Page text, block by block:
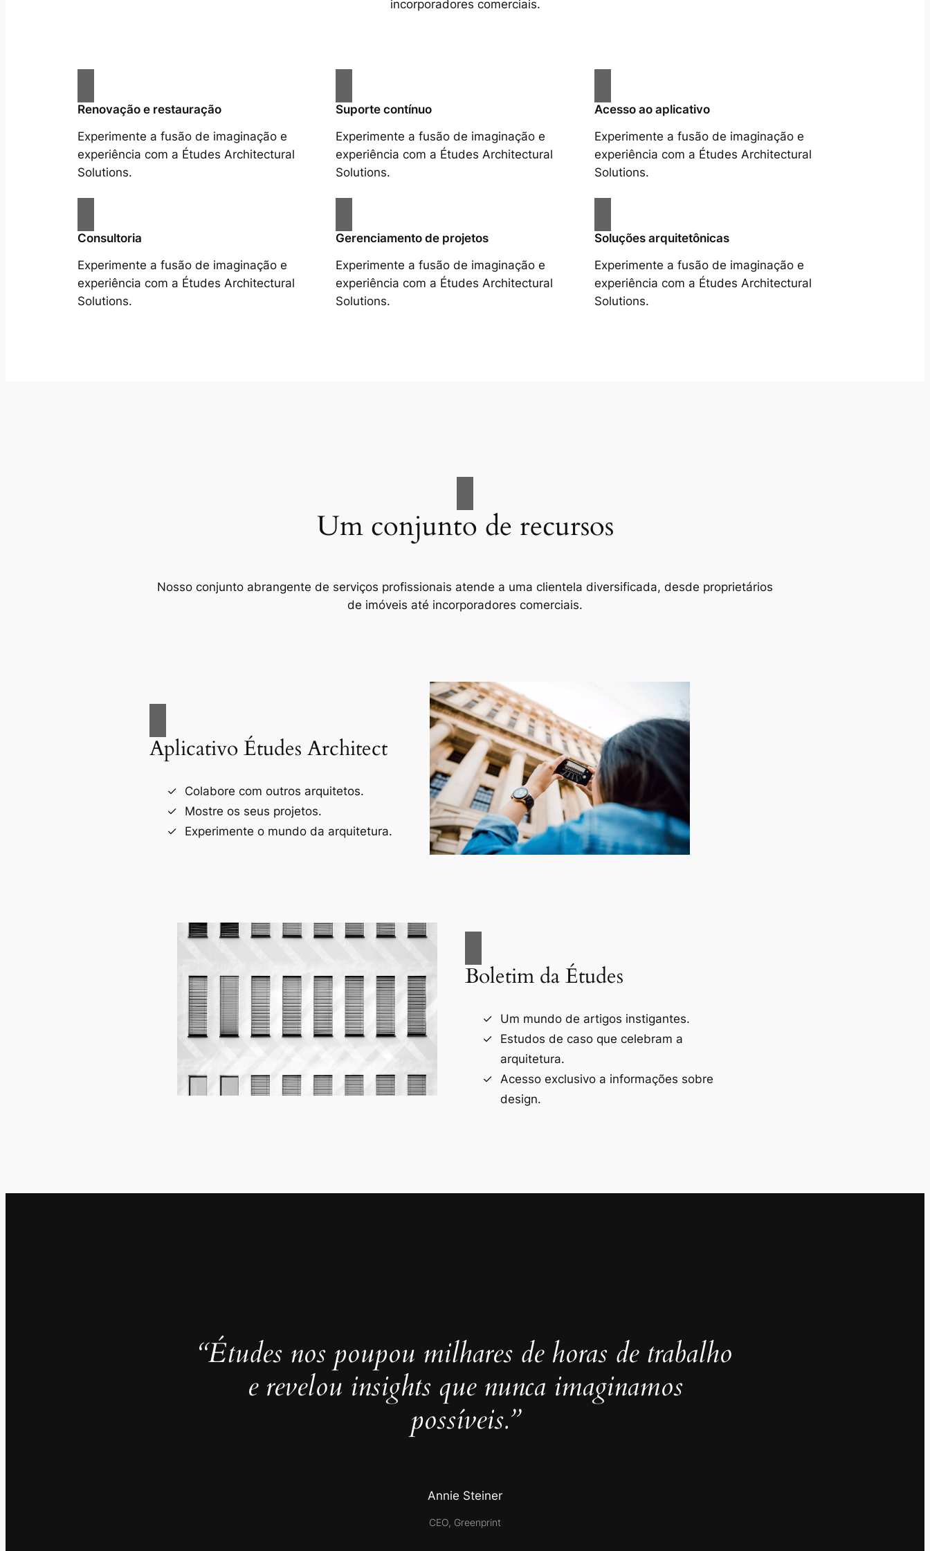
incorporadores comerciais.
Renovação e restauração
Experimente a fusão de imaginação e
experiência com a Études Architectural
Solutions.
Suporte contínuo
Experimente a fusão de imaginação e
experiência com a Études Architectural
Solutions.
Acesso ao aplicativo
Experimente a fusão de imaginação e
experiência com a Études Architectural
Solutions.
Consultoria
Experimente a fusão de imaginação e
experiência com a Études Architectural
Solutions.
Gerenciamento de projetos
Experimente a fusão de imaginação e
experiência com a Études Architectural
Solutions.
Soluções arquitetônicas
Experimente a fusão de imaginação e
experiência com a Études Architectural
Solutions.
Um conjunto de recursos
Nosso conjunto abrangente de serviços profissionais atende a uma clientela diversificada, desde proprietários
de imóveis até incorporadores comerciais.
Aplicativo Études Architect
Colabore com outros arquitetos.
Mostre os seus projetos.
Experimente o mundo da arquitetura.
Boletim da Études
Um mundo de artigos instigantes.
Estudos de caso que celebram a
arquitetura.
Acesso exclusivo a informações sobre
design.
“Études nos poupou milhares de horas de trabalho
e revelou insights que nunca imaginamos
possíveis.”
Annie Steiner
CEO, Greenprint